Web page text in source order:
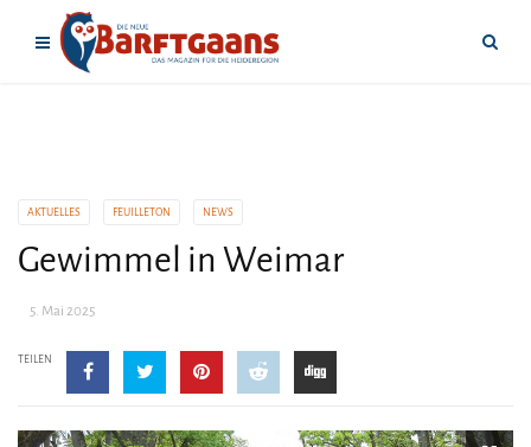
AKTUELLES FEUILLETON NEWS
Gewimmel in Weimar
5. Mai 2025
TEILEN